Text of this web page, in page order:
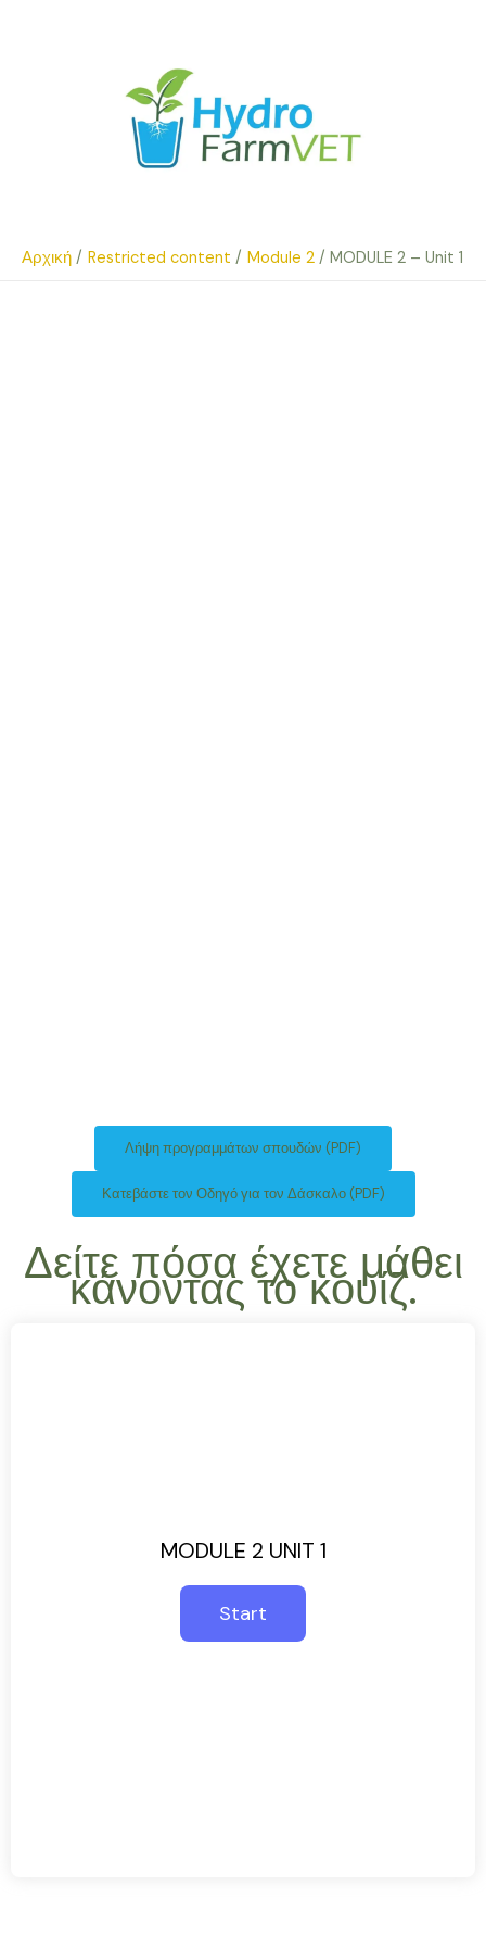
Αρχική Restricted content Module 2 MODULE 2 – Unit 1
Λήψη προγραμμάτων σπουδών (PDF)
Κατεβάστε τον Οδηγό για τον Δάσκαλο (PDF)
Δείτε πόσα έχετε μάθει
κάνοντας το κουίζ.
MODULE 2 UNIT 1